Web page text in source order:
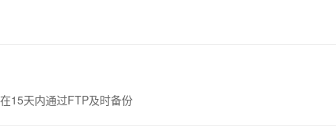
15天内通过FTP及时备份